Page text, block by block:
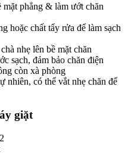
phẳng & làm ướt chăn
hoặc chất tẩy rửa để làm sạch
nhẹ lên bề mặt chăn
sạch, đảm bảo chăn điện
còn xà phòng
nhiên, có thể vắt nhẹ chăn để
giặt